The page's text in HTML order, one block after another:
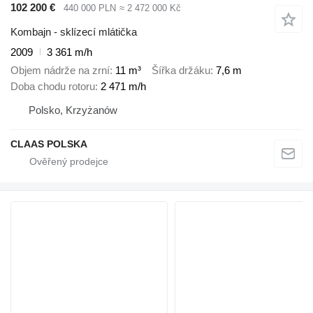
102 200 €
440 000 PLN ≈ 2 472 000 Kč
Kombajn - sklízecí mlátička
2009
3 361 m/h
Objem nádrže na zrní 11 m³ Šířka držáku 7,6 m
Doba chodu rotoru 2 471 m/h
Polsko, Krzyżanów
CLAAS POLSKA